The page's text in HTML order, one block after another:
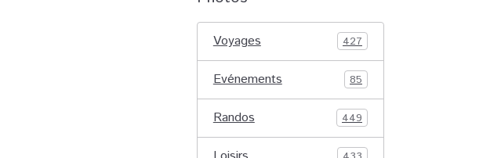
Voyages 427
Evénements 85
Randos 449